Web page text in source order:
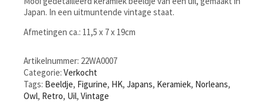
Japan. In een uitmuntende vintage staat.
Afmetingen ca.: 11,5 x 7 x 19cm
Artikelnummer: 22WA0007
Categorie: Verkocht
Tags: Beeldje, Figurine, HK, Japans, Keramiek, Norleans,
Owl, Retro, Uil, Vintage